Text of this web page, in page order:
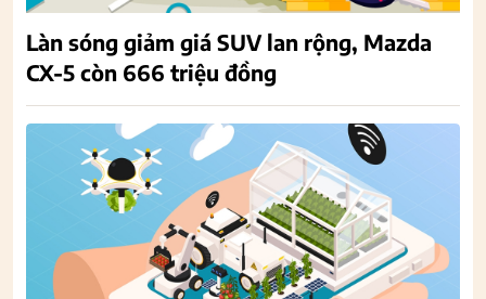
Làn sóng giảm giá SUV lan rộng, Mazda
CX-5 còn 666 triệu đồng